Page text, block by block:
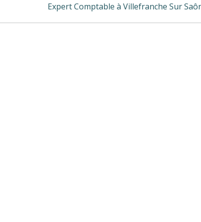
post:
Expert Comptable à Villefranche Sur